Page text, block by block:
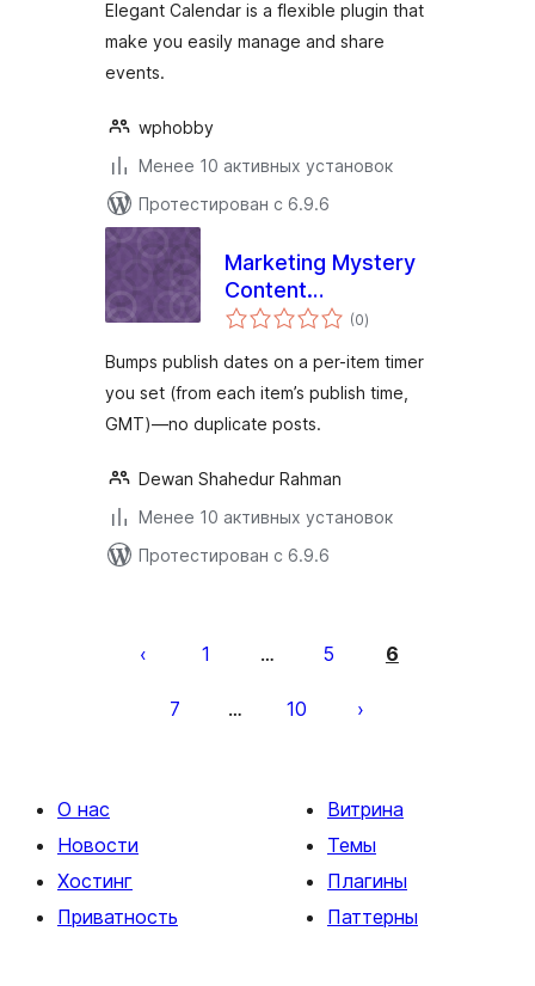
Elegant Calendar is a flexible plugin that
make you easily manage and share
events.
wphobby
Менее 10 активных установок
Протестирован с 6.9.6
Marketing Mystery
Content
Republisher (0общий
рейтинг
)
Bumps publish dates on a per-item timer
you set (from each item’s publish time,
GMT)—no duplicate posts.
Dewan Shahedur Rahman
Менее 10 активных установок
Протестирован с 6.9.6
записей
1 … 5 6
7 … 10
О нас
Новости
Хостинг
Приватность
Витрина
Темы
Плагины
Паттерны